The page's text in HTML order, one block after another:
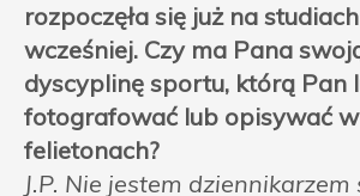
rozpoczęła się już na
wcześniej. Czy ma Pana
dyscyplinę sportu, którą Pan
fotografować lub opisywać
felietonach?
J.P. Nie jestem